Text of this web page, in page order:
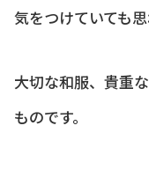
気をつけていても
大切な和服、貴重
ものです。